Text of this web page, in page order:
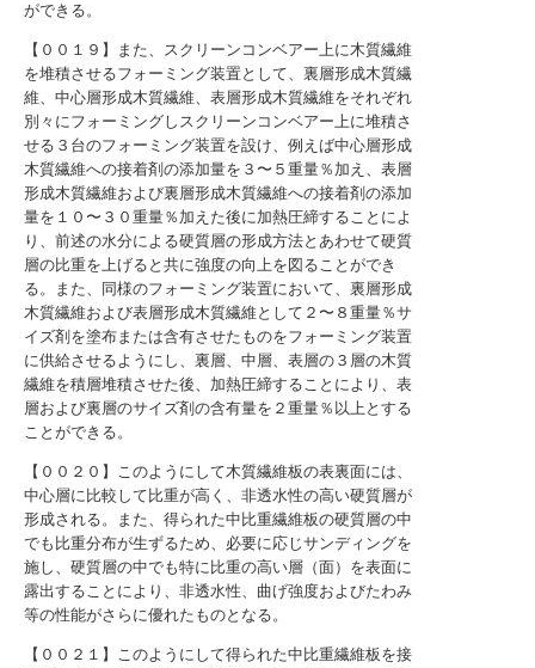
ができる。
【００１９】また、スクリーンコンベアー上に木質繊維
を堆積させるフォーミング装置として、裏層形成木質繊
維、中心層形成木質繊維、表層形成木質繊維をそれぞれ
別々にフォーミングしスクリーンコンベアー上に堆積さ
せる３台のフォーミング装置を設け、例えば中心層形成
木質繊維への接着剤の添加量を３〜５重量％加え、表層
形成木質繊維および裏層形成木質繊維への接着剤の添加
量を１０〜３０重量％加えた後に加熱圧締することによ
り、前述の水分による硬質層の形成方法とあわせて硬質
層の比重を上げると共に強度の向上を図ることができ
る。また、同様のフォーミング装置において、裏層形成
木質繊維および表層形成木質繊維として２〜８重量％サ
イズ剤を塗布または含有させたものをフォーミング装置
に供給させるようにし、裏層、中層、表層の３層の木質
繊維を積層堆積させた後、加熱圧締することにより、表
層および裏層のサイズ剤の含有量を２重量％以上とする
ことができる。
【００２０】このようにして木質繊維板の表裏面には、
中心層に比較して比重が高く、非透水性の高い硬質層が
形成される。また、得られた中比重繊維板の硬質層の中
でも比重分布が生ずるため、必要に応じサンディングを
施し、硬質層の中でも特に比重の高い層（面）を表面に
露出することにより、非透水性、曲げ強度およびたわみ
等の性能がさらに優れたものとなる。
【００２１】このようにして得られた中比重繊維板を接